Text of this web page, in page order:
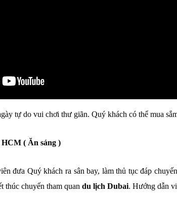
tự do vui chơi thư giãn. Quý khách có thể mua
( Ăn sáng )
đưa Quý khách ra sân bay, làm thủ tục đáp
thúc chuyến tham quan du lịch Dubai. Hướng dẫn